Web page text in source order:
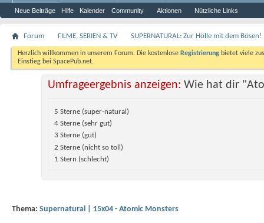
Neue Beiträge Hilfe Kalender Community Aktionen Nützliche Links
Forum FILME, SERIEN & TV SUPERNATURAL: Zur Hölle mit dem Bösen!
Herzlich willkommen in unserem Forum. Die kostenlose Registrierung bietet viele
Einstieg bei SpacePub.net.
Umfrageergebnis anzeigen: Wie hat dir
5 Sterne (super-natural)
4 Sterne (sehr gut)
3 Sterne (gut)
2 Sterne (nicht so toll)
1 Stern (schlecht)
Thema: Supernatural | 15x04 - Atomic Monsters